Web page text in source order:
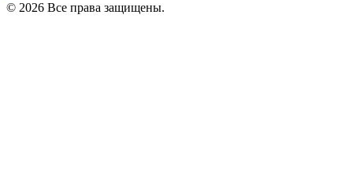
© 2026 Все права защищены.